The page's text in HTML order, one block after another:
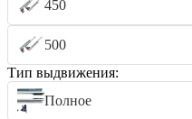
450
500
Тип выдвижения:
Полное